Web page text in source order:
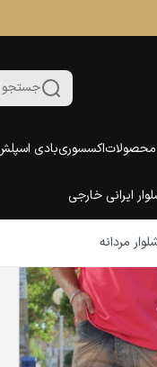
جستجو
اکسسوریبادی
ایرانی خارجی
مردانه